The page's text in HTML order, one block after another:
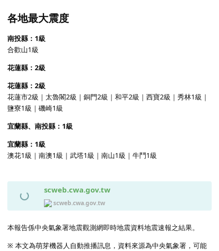
各地最大震度
南投縣：1級
合歡山1級
花蓮縣：2級
花蓮縣：2級
花蓮市2級｜太魯閣2級｜銅門2級｜和平2級｜西寶2級｜秀林1級｜
鹽寮1級｜磯崎1級
宜蘭縣、南投縣：1級
宜蘭縣：1級
澳花1級｜南澳1級｜武塔1級｜南山1級｜牛鬥1級
scweb.cwa.gov.tw
scweb.cwa.gov.tw
本報告係中央氣象署地震觀測網即時地震資料地震速報之結果。
※ 本文為萌芽機器人自動推播訊息，資料來源為中央氣象署，可能